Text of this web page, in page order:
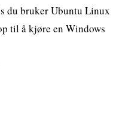
du bruker Ubuntu Linux
til å kjøre en Windows